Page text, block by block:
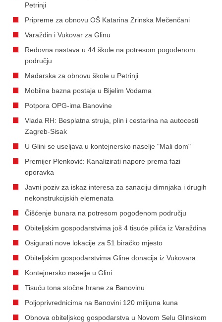
Petrinji
Pripreme za obnovu OŠ Katarina Zrinska Mečenčani
Varaždin i Vukovar za Glinu
Redovna nastava u 44 škole na potresom pogođenom
području
Mađarska za obnovu škole u Petrinji
Mobilna bazna postaja u Bijelim Vodama
Potpora OPG-ima Banovine
Vlada RH: Besplatna struja, plin i cestarina na autocesti
Zagreb-Sisak
U Glini se useljava u kontejnersko naselje "Mali dom"
Premijer Plenković: Kanalizirati napore prema fazi
oporavka
Javni poziv za iskaz interesa za sanaciju dimnjaka i drugih
nekonstrukcijskih elemenata
Čišćenje bunara na potresom pogođenom području
Obiteljskim gospodarstvima još 4 tisuće pilića iz Varaždina
Osigurati nove lokacije za 51 biračko mjesto
Obiteljskim gospodarstvima Gline donacija iz Vukovara
Kontejnersko naselje u Glini
Tisuću tona stočne hrane za Banovinu
Poljoprivrednicima na Banovini 120 milijuna kuna
Obnova obiteljskog gospodarstva u Novom Selu Glinskom